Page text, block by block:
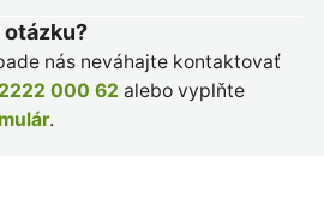
otázku?
nás neváhajte kontaktovať
000 62 alebo vyplňte
.